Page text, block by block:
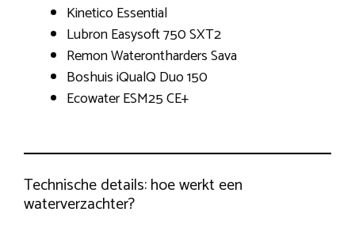
Kinetico Essential
Lubron Easysoft 750 SXT2
Remon Waterontharders Sava
Boshuis iQualQ Duo 150
Ecowater ESM25 CE+
Technische details: hoe werkt een
waterverzachter?